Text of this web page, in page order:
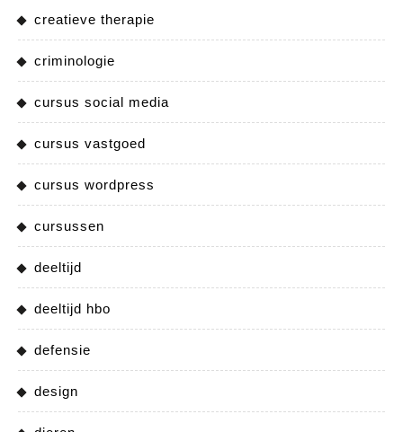
creatieve therapie
criminologie
cursus social media
cursus vastgoed
cursus wordpress
cursussen
deeltijd
deeltijd hbo
defensie
design